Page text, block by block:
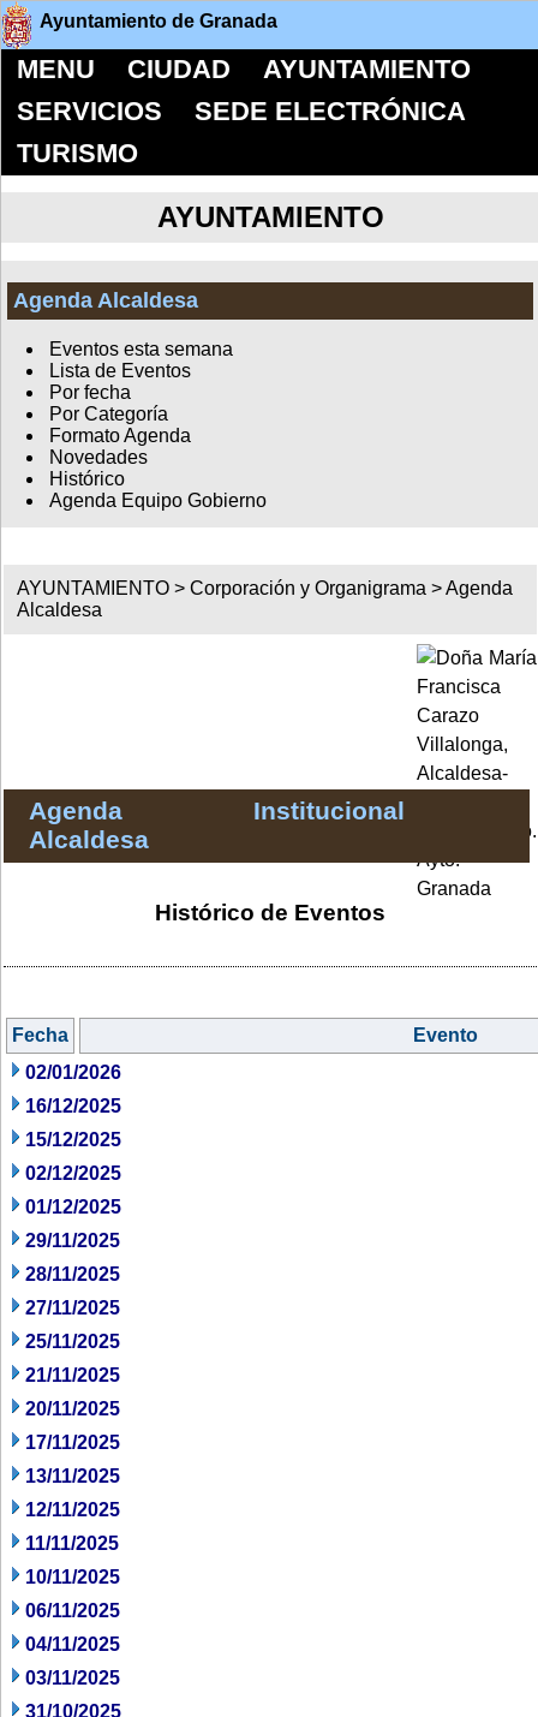
Ayuntamiento de Granada
MENU CIUDAD
AYUNTAMIENTO
SERVICIOS
SEDE ELECTRÓNICA
TURISMO
AYUNTAMIENTO
Agenda Alcaldesa
Eventos esta semana
Lista de Eventos
Por fecha
Por Categoría
Formato Agenda
Novedades
Histórico
Agenda Equipo Gobierno
AYUNTAMIENTO >Corporación y Organigrama >Agenda
Alcaldesa
Agenda Institucional
Alcaldesa
Histórico de Eventos
Fecha
Evento
02/01/2026
16/12/2025
15/12/2025
02/12/2025
01/12/2025
29/11/2025
28/11/2025
27/11/2025
25/11/2025
21/11/2025
20/11/2025
17/11/2025
13/11/2025
12/11/2025
11/11/2025
10/11/2025
06/11/2025
04/11/2025
03/11/2025
31/10/2025